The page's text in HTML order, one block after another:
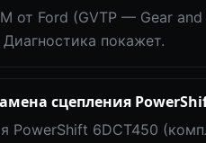
от Ford (GVTP — Gear
покажет.
сцепления
PowerShift 6DCT450